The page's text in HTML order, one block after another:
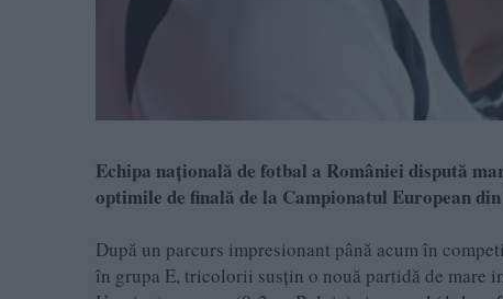
Echipa națională de fotbal a României dispută
optimile de finală de la Campionatul European
După un parcurs impresionant până acum în
în grupa E, tricolorii susțin o nouă partidă de mare